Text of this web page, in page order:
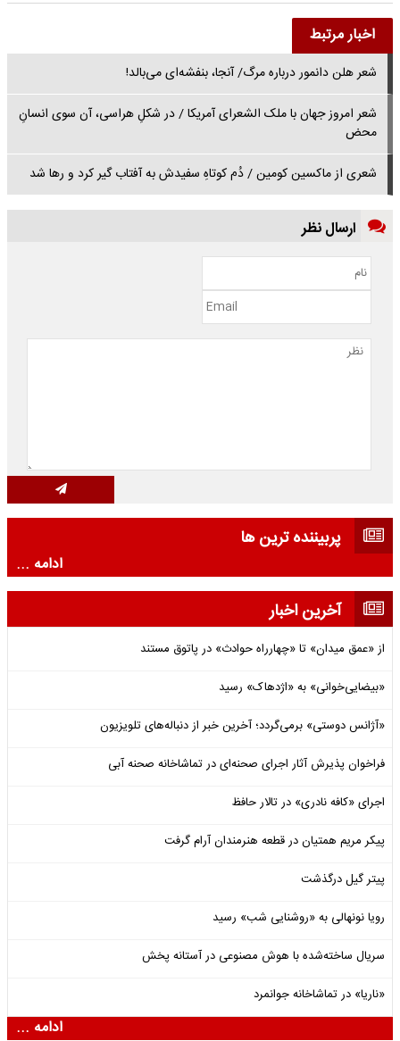
اخبار مرتبط
شعر هلن دانمور درباره مرگ/ آنجا، بنفشه‌ای می‌بالد!
شعر امروز جهان با ملک الشعرای آمریکا / در شکلِ هراسی، آن سوی انسانِ
محض
شعری از ماکسین کومین / دُم کوتاهِ سفیدش به آفتاب گیر کرد و رها شد
ارسال نظر
پربیننده ترین ها
ادامه ...
آخرین اخبار
از «عمق میدان» تا «چهارراه حوادث» در پاتوق مستند
«بیضایی‌خوانی» به «اژدهاک» رسید
«آژانس دوستی» برمی‌گردد؛ آخرین خبر از دنباله‌های تلویزیون
فراخوان پذیرش آثار اجرای صحنه‌ای در تماشاخانه صحنه آبی
اجرای «کافه نادری» در تالار حافظ
پیکر مریم همتیان در قطعه هنرمندان آرام گرفت
پیتر گیل درگذشت
رویا نونهالی به «روشنایی شب» رسید
سریال ساخته‌شده با هوش مصنوعی در آستانه پخش
«ناریا» در تماشاخانه جوانمرد
ادامه ...